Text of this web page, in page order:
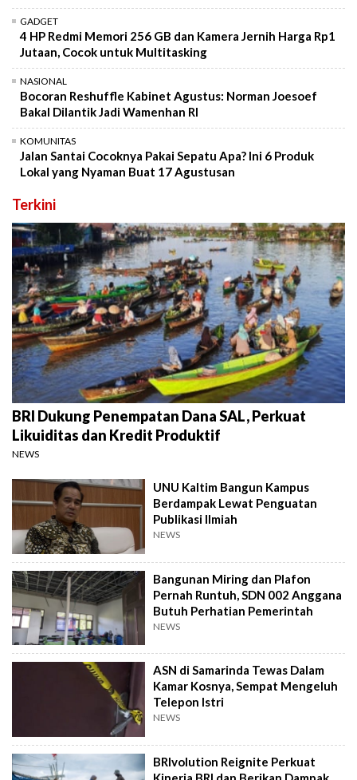
GADGET
4 HP Redmi Memori 256 GB dan Kamera Jernih Harga Rp1
Jutaan, Cocok untuk Multitasking
NASIONAL
Bocoran Reshuffle Kabinet Agustus: Norman Joesoef
Bakal Dilantik Jadi Wamenhan RI
KOMUNITAS
Jalan Santai Cocoknya Pakai Sepatu Apa? Ini 6 Produk
Lokal yang Nyaman Buat 17 Agustusan
Terkini
BRI Dukung Penempatan Dana SAL, Perkuat
Likuiditas dan Kredit Produktif
NEWS
UNU Kaltim Bangun Kampus
Berdampak Lewat Penguatan
Publikasi Ilmiah
NEWS
Bangunan Miring dan Plafon
Pernah Runtuh, SDN 002 Anggana
Butuh Perhatian Pemerintah
NEWS
ASN di Samarinda Tewas Dalam
Kamar Kosnya, Sempat Mengeluh
Telepon Istri
NEWS
BRIvolution Reignite Perkuat